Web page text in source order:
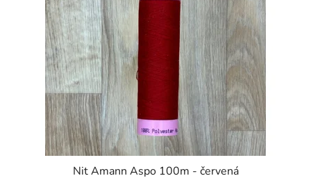
Nit Amann Aspo 100m - červená